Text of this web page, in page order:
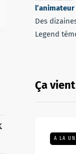
Des
Legend
Ça
A LA